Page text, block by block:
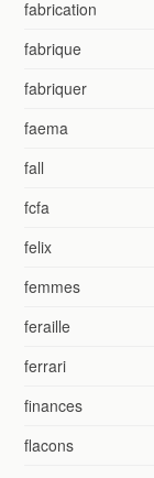
fabrication
fabrique
fabriquer
faema
fall
fcfa
felix
femmes
feraille
ferrari
finances
flacons